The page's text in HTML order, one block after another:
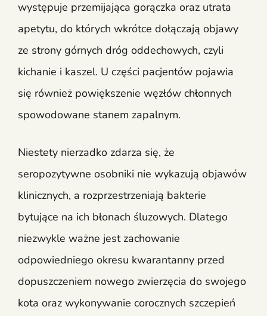
występuje przemijająca gorączka oraz utrata
apetytu, do których wkrótce dołączają objawy
ze strony górnych dróg oddechowych, czyli
kichanie i kaszel. U części pacjentów pojawia
się również powiększenie węzłów chłonnych
spowodowane stanem zapalnym.
Niestety nierzadko zdarza się, że
seropozytywne osobniki nie wykazują objawów
klinicznych, a rozprzestrzeniają bakterie
bytujące na ich błonach śluzowych. Dlatego
niezwykle ważne jest zachowanie
odpowiedniego okresu kwarantanny przed
dopuszczeniem nowego zwierzęcia do swojego
kota oraz wykonywanie corocznych szczepień